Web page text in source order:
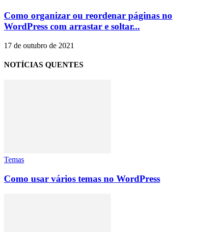
Como organizar ou reordenar páginas no
WordPress com arrastar e soltar...
17 de outubro de 2021
NOTÍCIAS QUENTES
Temas
Como usar vários temas no WordPress